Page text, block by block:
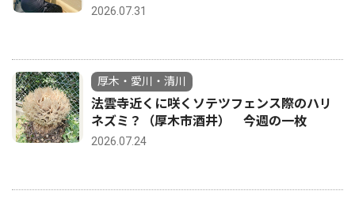
2026.07.31
厚木・愛川・清川
法雲寺近くに咲くソテツフェンス際のハリ
ネズミ？（厚木市酒井） 今週の一枚
2026.07.24